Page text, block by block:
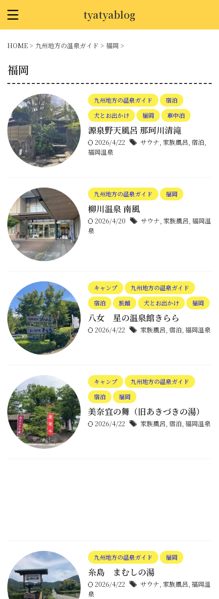
tyatyablog
HOME > 九州地方の温泉ガイド > 福岡 >
福岡
九州地方の温泉ガイド
宿泊
犬とお出かけ
福岡 車中泊
源泉野天風呂 那珂川清滝
2026/4/22 サウナ, 家族風呂, 宿泊,
福岡温泉
九州地方の温泉ガイド 福岡
柳川温泉 南風
2026/4/20 サウナ, 家族風呂, 福岡温
泉
キャンプ
九州地方の温泉ガイド
宿泊
旅館 犬とお出かけ 福岡
八女 星の温泉館きらら
2026/4/22 家族風呂, 宿泊, 福岡温泉
キャンプ
九州地方の温泉ガイド
宿泊
福岡
美奈宜の舞（旧あきづきの湯）
2026/4/22 家族風呂, 宿泊, 福岡温泉
九州地方の温泉ガイド 福岡
糸島 まむしの湯
2026/4/22 サウナ, 家族風呂, 福岡温
泉